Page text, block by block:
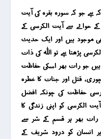
ہے جو کہ سورہ بقرہ کی آیت
کے حوالے سے آیت الکرسی کے
موجود ہیں اور ایک حدیث
پڑھتا ہے تو اللہ کی ذات
ہیں جو رات بھر اسکی حفاظت
، قتل اور جنات کا خطرہ
حفاظت کی چونکہ افضل
الکرسی کو اپنی زندگی کا
رات بھر ہر قسم کے شر سے
انسان کو درود شریف کے